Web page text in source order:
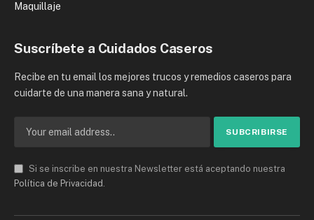
Maquillaje
Suscríbete a Cuidados Caseros
Recibe en tu email los mejores trucos y remedios caseros para
cuidarte de una manera sana y natural.
Si se inscribe en nuestra Newsletter está aceptando nuestra
Política de Privacidad .